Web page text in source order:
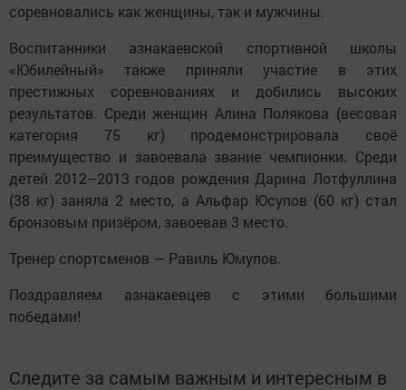
соревновались как женщины, так и мужчины.
Воспитанники азнакаевской спортивной школы
«Юбилейный» также приняли участие в этих
престижных соревнованиях и добились высоких
результатов. Среди женщин Алина Полякова (весовая
категория 75 кг) продемонстрировала своё
преимущество и завоевала звание чемпионки. Среди
детей 2012–2013 годов рождения Дарина Лотфуллина
(38 кг) заняла 2 место, а Альфар Юсупов (60 кг) стал
бронзовым призёром, завоевав 3 место.
Тренер спортсменов — Равиль Юмупов.
Поздравляем азнакаевцев с этими большими
победами!
Следите за самым важным и интересным в